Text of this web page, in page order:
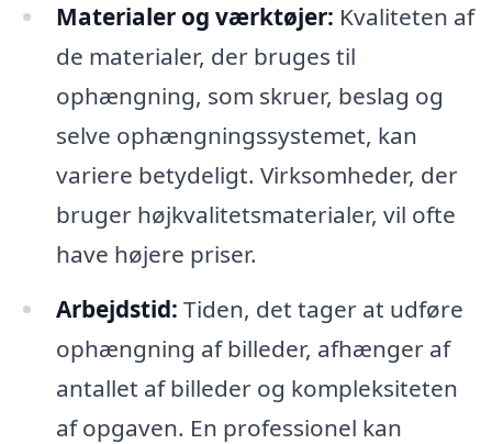
Materialer og værktøjer: Kvaliteten af
de materialer, der bruges til
ophængning, som skruer, beslag og
selve ophængningssystemet, kan
variere betydeligt. Virksomheder, der
bruger højkvalitetsmaterialer, vil ofte
have højere priser.
Arbejdstid: Tiden, det tager at udføre
ophængning af billeder, afhænger af
antallet af billeder og kompleksiteten
af opgaven. En professionel kan